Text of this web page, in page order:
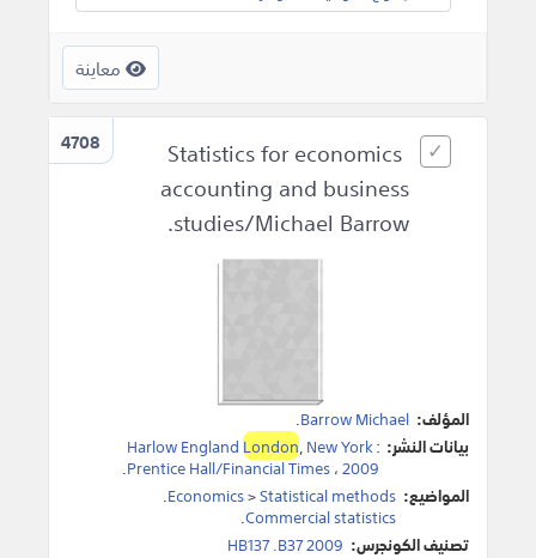
معاينة
4708
Statistics for economics
accounting and business
studies/Michael Barrow.
المؤلف: Barrow Michael
.
بيانات النشر:
Harlow EnglandLondon,New York:
Prentice Hall/Financial Times،2009
.
المواضيع:
Economics>Statistical methods
.
Commercial statistics
.
تصنيف الكونجرس: HB137 .B37 2009